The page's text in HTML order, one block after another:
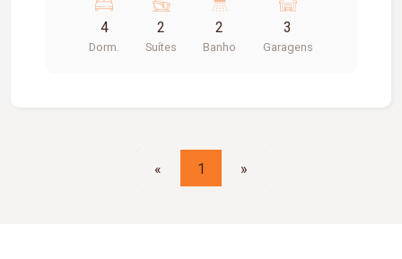
social com armário sob a pia e box blindex,
lavanderia com armário e banheiro de funcionário,
03 vagas de garagem presa (2). Aprox 185
4
Dorm.
2
Suítes
2
Banho
3
Garagens
« 1 »